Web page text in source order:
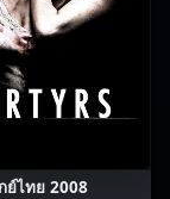
ย์ไทย 2008